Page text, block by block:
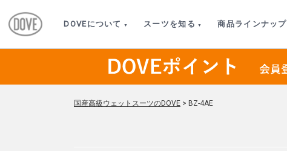
DOVEについて スーツを知る 商品ラインナップ
国産高級ウェットスーツのDOVE > BZ-4AE